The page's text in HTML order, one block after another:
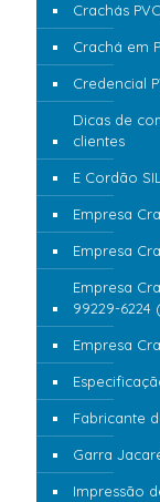
Crachás
Crachá em
Credencial
Dicas de
clientes
E Cordão
Empresa
Empresa
Empresa
99229-6224
Empresa
Fabricante
Garra
Impressão